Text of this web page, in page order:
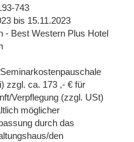
743
bis 15.11.2023
- Best Western Plus Hotel
zzgl. ca. 173 ,- € für
Verpflegung (zzgl. USt)
möglicher
durch das
den